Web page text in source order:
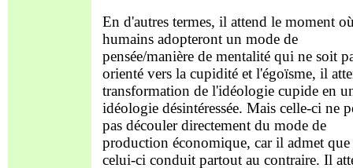
En d'autres termes, il attend le moment
humains adopteront un mode de
pensée/manière de mentalité qui ne soit
orienté vers la cupidité et l'égoïsme, il
transformation de l'idéologie cupide en
idéologie désintéressée. Mais celle-ci ne
pas découler directement du mode de
production économique, car il admet que
celui-ci conduit partout au contraire. Il